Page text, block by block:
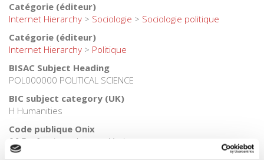
Catégorie (éditeur)
Internet Hierarchy > Sociologie > Sociologie politique
Catégorie (éditeur)
Internet Hierarchy > Politique
BISAC Subject Heading
POL000000 POLITICAL SCIENCE
BIC subject category (UK)
H Humanities
Code publique Onix
06 Professionnel et académique